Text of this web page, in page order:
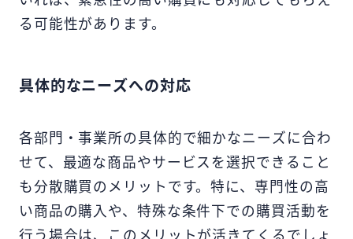
る可能性があります。
具体的なニーズへの対応
各部門・事業所の具体的で細かなニーズに合わ
せて、最適な商品やサービスを選択できること
も分散購買のメリットです。特に、専門性の高
い商品の購入や、特殊な条件下での購買活動を
行う場合は、このメリットが活きてくるでしょ